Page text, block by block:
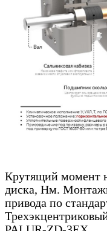
Крутящий момент
диска, Нм.
привода по